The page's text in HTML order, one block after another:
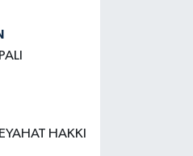
HAKKI